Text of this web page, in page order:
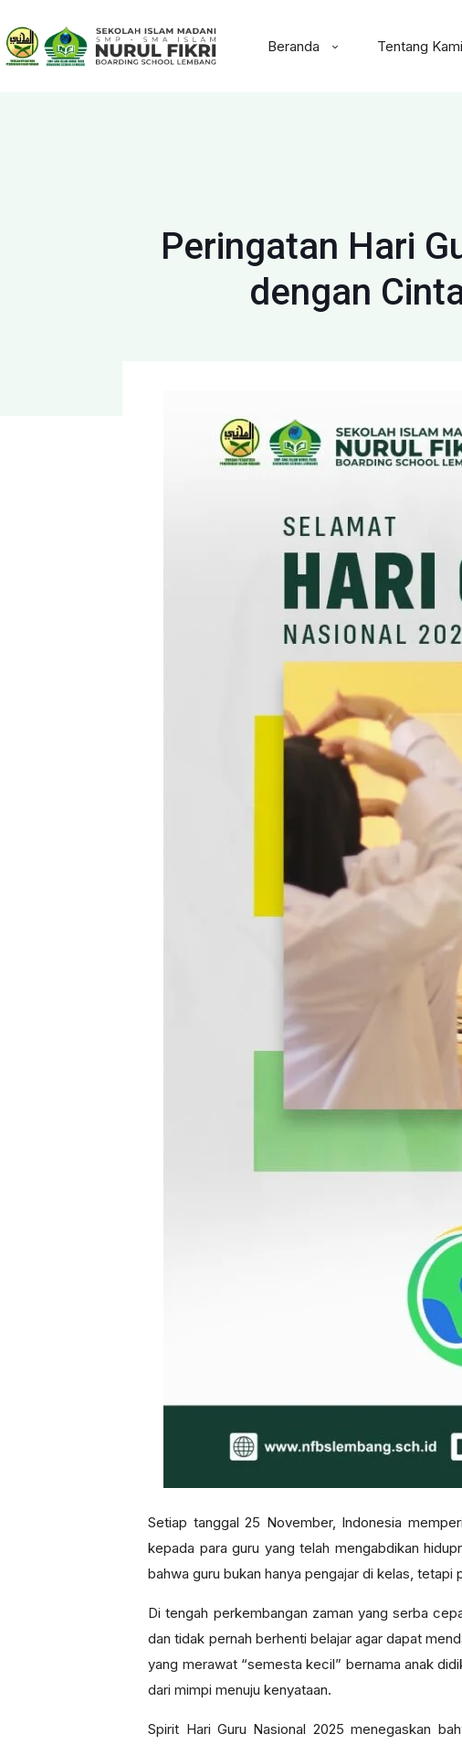
Beranda Tentang Kami
Peringatan Hari
dengan
Setiap tanggal 25 November, Indonesia
kepada para guru yang telah mengabdikan
bahwa guru bukan hanya pengajar di kelas,
Di tengah perkembangan zaman yang serba
dan tidak pernah berhenti belajar agar dapat
yang merawat “semesta kecil” bernama anak
dari mimpi menuju kenyataan.
Spirit Hari Guru Nasional 2025 menegaskan